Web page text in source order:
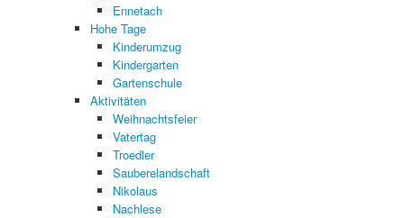
Ennetach
Hohe Tage
Kinderumzug
Kindergarten
Gartenschule
Aktivitäten
Weihnachtsfeier
Vatertag
Troedler
Sauberelandschaft
Nikolaus
Nachlese